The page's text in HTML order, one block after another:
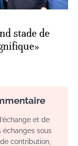
stade de
et de
sous
contribution,